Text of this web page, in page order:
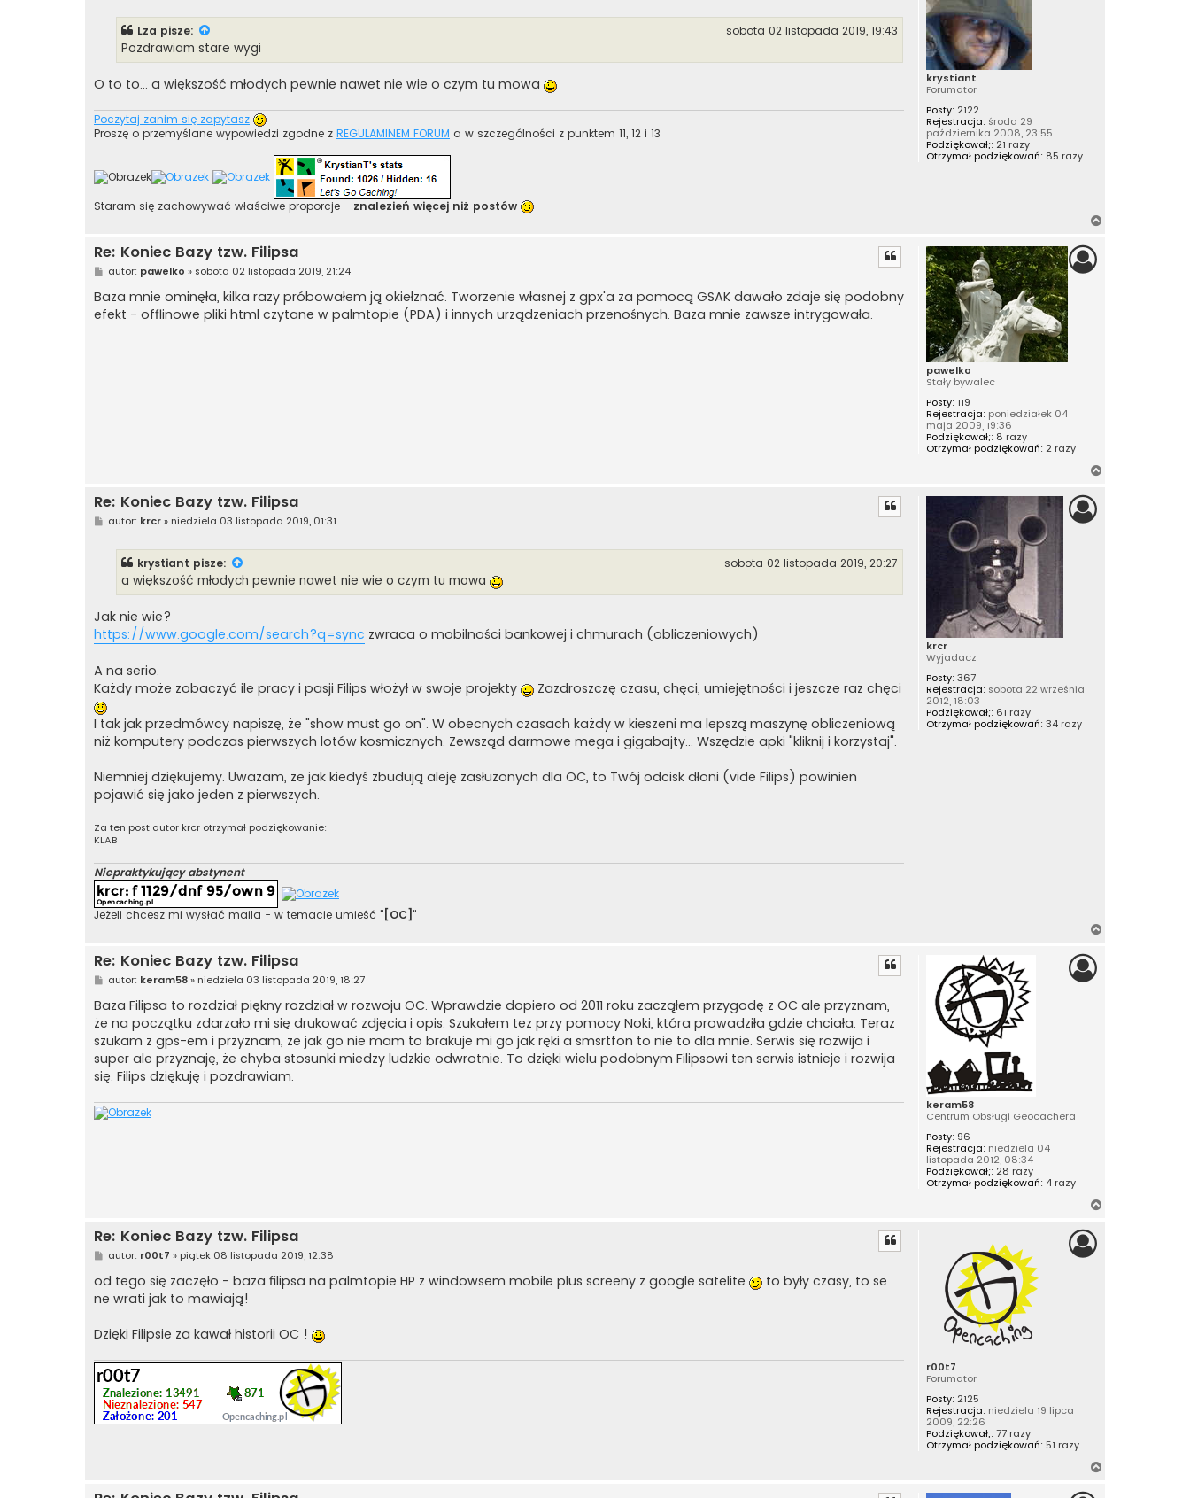
krystiant
Forumator
Posty: 2122
Rejestracja: środa 29
października 2008, 23:55
Podziękował;: 21 razy
Otrzymał podziękowań: 85 razy
Lza pisze: sobota 02 listopada 2019, 19:43
Pozdrawiam stare wygi
O to to... a większość młodych pewnie nawet nie wie o czym tu mowa
Poczytaj zanim się zapytasz
Proszę o przemyślane wypowiedzi zgodne z REGULAMINEM FORUM a w szczególności z punktem 11, 12 i 13
Staram się zachowywać właściwe proporcje - znalezień więcej niż postów
pawelko
Stały bywalec
Posty: 119
Rejestracja: poniedziałek 04
maja 2009, 19:36
Podziękował;: 8 razy
Otrzymał podziękowań: 2 razy
Re: Koniec Bazy tzw. Filipsa
P
s
t
autor: pawelko » sobota 02 listopada 2019, 21:24
Baza mnie ominęła, kilka razy próbowałem ją okiełznać. Tworzenie własnej z gpx'a za pomocą GSAK dawało zdaje się podobny
efekt - offlinowe pliki html czytane w palmtopie (PDA) i innych urządzeniach przenośnych. Baza mnie zawsze intrygowała.
krcr
Wyjadacz
Posty: 367
Rejestracja: sobota 22 września
2012, 18:03
Podziękował;: 61 razy
Otrzymał podziękowań: 34 razy
Re: Koniec Bazy tzw. Filipsa
Pautor: krcr» niedziela 03 listopada 2019, 01:31
krystiant pisze: sobota 02 listopada 2019, 20:27
a większość młodych pewnie nawet nie wie o czym tu mowa
Jak nie wie?
https://www.google.com/search?q=sync zwraca o mobilności bankowej i chmurach (obliczeniowych)
A na serio.
Każdy może zobaczyć ile pracy i pasji Filips włożył w swoje projekty
Zazdroszczę czasu, chęci, umiejętności i jeszcze raz chęci
I tak jak przedmówcy napiszę, że "show must go on". W obecnych czasach każdy w kieszeni ma lepszą maszynę obliczeniową
niż komputery podczas pierwszych lotów kosmicznych. Zewsząd darmowe mega i gigabajty... Wszędzie apki "kliknij i korzystaj".
Niemniej dziękujemy. Uważam, że jak kiedyś zbudują aleję zasłużonych dla OC, to Twój odcisk dłoni (vide Filips) powinien
pojawić się jako jeden z pierwszych.
Za ten post autor krcr otrzymał podziękowanie:
KLAB
Niepraktykujący abstynent
Jeżeli chcesz mi wysłać maila - w temacie umieść " [OC]"
keram58
Centrum Obsługi Geocachera
Posty: 96
Rejestracja: niedziela 04
listopada 2012, 08:34
Podziękował;: 28 razy
Otrzymał podziękowań: 4 razy
Re: Koniec Bazy tzw. Filipsa
P
s
t
autor: keram58» niedziela 03 listopada 2019, 18:27
Baza Filipsa to rozdział piękny rozdział w rozwoju OC. Wprawdzie dopiero od 2011 roku zacząłem przygodę z OC ale przyznam,
że na początku zdarzało mi się drukować zdjęcia i opis. Szukałem tez przy pomocy Noki, która prowadziła gdzie chciała. Teraz
szukam z gps-em i przyznam, że jak go nie mam to brakuje mi go jak ręki a smsrtfon to nie to dla mnie. Serwis się rozwija i
super ale przyznaję, że chyba stosunki miedzy ludzkie odwrotnie. To dzięki wielu podobnym Filipsowi ten serwis istnieje i rozwija
się. Filips dziękuję i pozdrawiam.
r00t7
Forumator
Posty: 2125
Rejestracja: niedziela 19 lipca
2009, 22:26
Podziękował;: 77 razy
Otrzymał podziękowań: 51 razy
Re: Koniec Bazy tzw. Filipsa
P
s
t
autor: r00t7 » piątek 08 listopada 2019, 12:38
od tego się zaczęło - baza filipsa na palmtopie HP z windowsem mobile plus screeny z google satelite
to były czasy, to se
ne wrati jak to mawiają!
Dzięki Filipsie za kawał historii OC !